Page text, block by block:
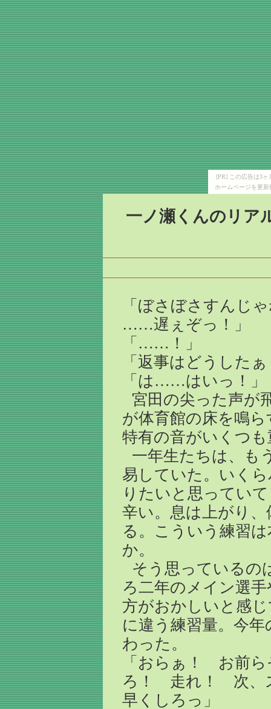
[PR] この広告は3
ホームページを更
一ノ瀬くんのリ
「ぼさぼさすんじ
……遅ぇぞっ！」
「……！」
「返事はどうした
「は……はいっ！」
宮田の尖った声が
が体育館の床を鳴
特有の音がいくつ
一年生たちは、も
易していた。いく
りたいと思ってい
辛い。息は上がり
る。こういう練習
か。
そう思っているの
ろ二年のメイン選
方がおかしいと感
に違う練習量。今
わった。
「おらぁ！ お前
ろ！ 走れ！ 次、
早くしろっ」